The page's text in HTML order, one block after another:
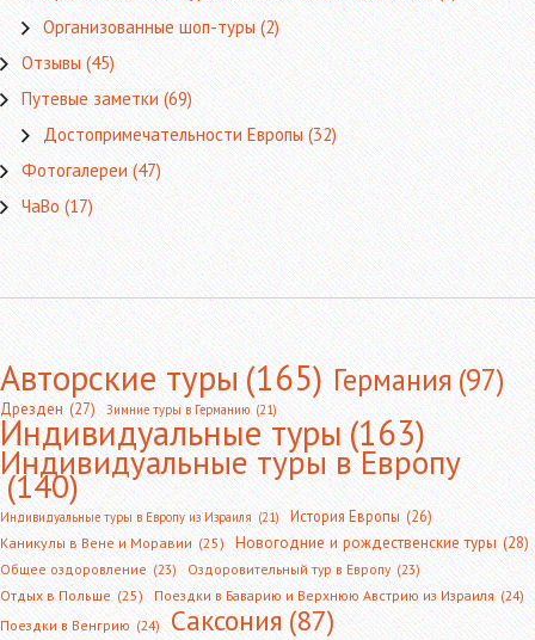
Организованные шоп-туры(2)
Отзывы(45)
Путевые заметки(69)
Достопримечательности Европы(32)
Фотогалереи(47)
ЧаВо(17)
Авторские туры(165) Германия(97)
Дрезден (27) Зимние туры в Германию (21)
Индивидуальные туры(163)
Индивидуальные туры в Европу
(140)
Индивидуальные туры в Европу из Израиля (21) История Европы (26)
Каникулы в Вене и Моравии (25) Новогодние и рождественские туры (28)
Общее оздоровление (23) Оздоровительный тур в Европу (23)
Отдых в Польше (25) Поездки в Баварию и Верхнюю Австрию из Израиля (24)
Поездки в Венгрию (24) Саксония(87)